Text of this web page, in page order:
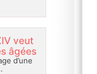
veut
âgées
d’une